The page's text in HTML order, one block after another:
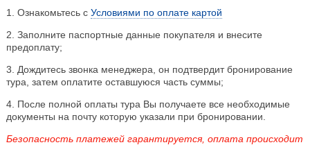
1. Ознакомьтесь с Условиями по оплате картой
2. Заполните паспортные данные покупателя и внесите
предоплату;
3. Дождитесь звонка менеджера, он подтвердит бронирование
тура, затем оплатите оставшуюся часть суммы;
4. После полной оплаты тура Вы получаете все необходимые
документы на почту которую указали при бронировании.
Безопасность платежей гарантируется, оплата происходит